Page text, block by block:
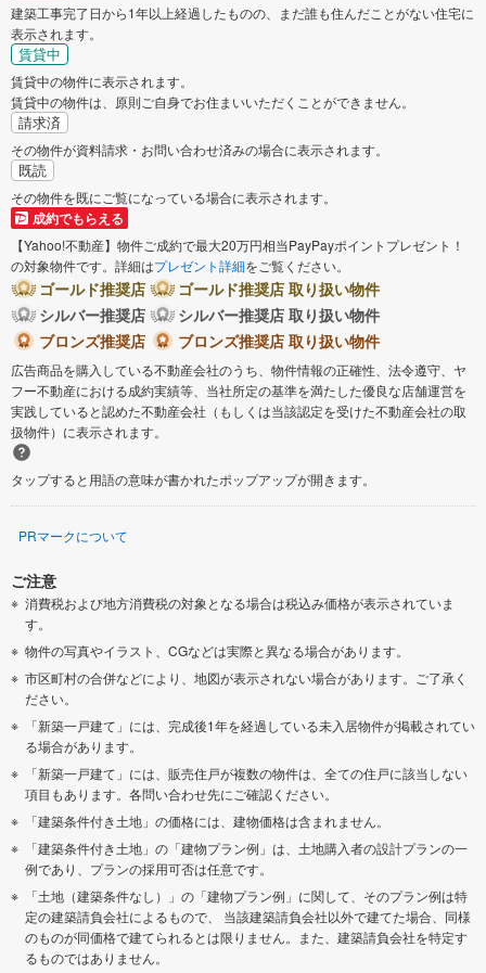
建築工事完了日から1年以上経過したものの、まだ誰も住んだことがない住宅に
表示されます。
賃貸中
賃貸中の物件に表示されます。
賃貸中の物件は、原則ご自身でお住まいいただくことができません。
請求済
その物件が資料請求・お問い合わせ済みの場合に表示されます。
既読
その物件を既にご覧になっている場合に表示されます。
成約でもらえる
【Yahoo!不動産】物件ご成約で最大20万円相当PayPayポイントプレゼント！
の対象物件です。詳細はプレゼント詳細をご覧ください。
ゴールド推奨店
ゴールド推奨店 取り扱い物件
シルバー推奨店
シルバー推奨店 取り扱い物件
ブロンズ推奨店
ブロンズ推奨店 取り扱い物件
広告商品を購入している不動産会社のうち、物件情報の正確性、法令遵守、ヤ
フー不動産における成約実績等、当社所定の基準を満たした優良な店舗運営を
実践していると認めた不動産会社（もしくは当該認定を受けた不動産会社の取
扱物件）に表示されます。
タップすると用語の意味が書かれたポップアップが開きます。
PRマークについて
ご注意
消費税および地方消費税の対象となる場合は税込み価格が表示されていま
す。
物件の写真やイラスト、CGなどは実際と異なる場合があります。
市区町村の合併などにより、地図が表示されない場合があります。ご了承く
ださい。
「新築一戸建て」には、完成後1年を経過している未入居物件が掲載されてい
る場合があります。
「新築一戸建て」には、販売住戸が複数の物件は、全ての住戸に該当しない
項目もあります。各問い合わせ先にご確認ください。
「建築条件付き土地」の価格には、建物価格は含まれません。
「建築条件付き土地」の「建物プラン例」は、土地購入者の設計プランの一
例であり、プランの採用可否は任意です。
「土地（建築条件なし）」の「建物プラン例」に関して、そのプラン例は特
定の建築請負会社によるもので、 当該建築請負会社以外で建てた場合、同様
のものが同価格で建てられるとは限りません。また、建築請負会社を特定す
るものではありません。